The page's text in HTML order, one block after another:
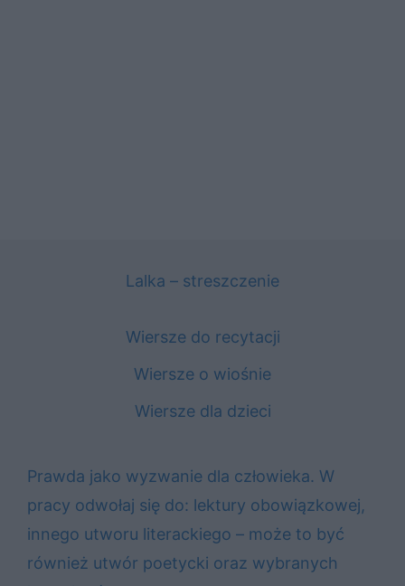
Lalka – streszczenie
Wiersze do recytacji
Wiersze o wiośnie
Wiersze dla dzieci
Prawda jako wyzwanie dla człowieka. W
pracy odwołaj się do: lektury obowiązkowej,
innego utworu literackiego – może to być
również utwór poetycki oraz wybranych